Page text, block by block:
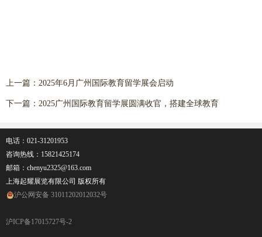
上一篇： 2025年6月广州国际教育留学展会启动
下一篇： 2025广州国际教育留学展圆满收官，搭建全球教育
电话：021-31201953
咨询热线： 15821425174
邮箱：chenyu2325@163.com
上海起耀展览有限公司 版权所有
沪公网安备 31011202012032号
沪ICP备17015727号-2